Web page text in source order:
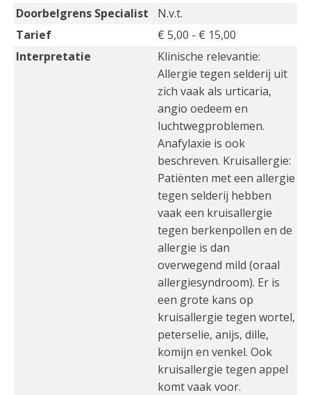
Doorbelgrens Specialist
N.v.t.
Tarief
€ 5,00 - € 15,00
Interpretatie
Klinische relevantie:
Allergie tegen selderij uit
zich vaak als urticaria,
angio oedeem en
luchtwegproblemen.
Anafylaxie is ook
beschreven. Kruisallergie:
Patiënten met een allergie
tegen selderij hebben
vaak een kruisallergie
tegen berkenpollen en de
allergie is dan
overwegend mild (oraal
allergiesyndroom). Er is
een grote kans op
kruisallergie tegen wortel,
peterselie, anijs, dille,
komijn en venkel. Ook
kruisallergie tegen appel
komt vaak voor.